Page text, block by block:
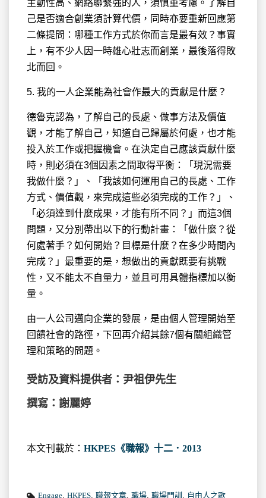
主動性高、網絡聯繫強的人，須慎重考慮。了解自
己是否適合創業須計算代價，同時亦要重新回應第
二條提問：哪種工作方式於你而言是最有效？事實
上，有不少人因一時雄心壯志而創業，最後落得敗
北而回。
5. 我的一人企業能為社會作最大的貢獻是什麼？
德魯克認為，了解自己的長處、做事方法及價值
觀，才能了解自己，知道自己歸屬於何處，也才能
投入於工作或把握機會。在決定自己應該貢獻什麼
時，則必須在3個因素之間取得平衡：「現況需要
我做什麼？」、「我該如何運用自己的長處、工作
方式、價值觀，來完成這些必須完成的工作？」、
「必須達到什麼成果，才能有所不同？」而這3個
問題，又分別帶出以下的行動計畫：「做什麼？從
何處著手？如何開始？目標是什麼？在多少時間內
完成？」最重要的是，想做出的貢獻既要有挑戰
性，又不能太不自量力，並且可用具體指標加以衡
量。
由一人公司邁向企業的發展，是由個人管理開始至
回饋社會的路徑，下回再介紹其餘7個有關組織管
理和策略的問題。
受訪及資料提供者：尹祖伊先生
撰寫：謝麗婷
本文刊載於： HKPES《職報》十二．2013
Engage, HKPES, 職報文章, 職場, 職場門訓 , 自由人之歌